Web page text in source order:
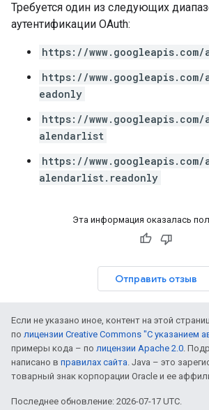
Требуется один из следующих
аутентификации OAuth:
https://
https://
eadonly
https://
alendarlist
https://
alendarlist.readonly
Эта информация оказалась
Отправить отзыв
Если не указано иное, контент на этой
по лицензии Creative Commons "С указанием
примеры кода – по лицензии Apache 2.0.
написано в правилах сайта. Java – это
товарный знак корпорации Oracle и ее
Последнее обновление: 2026-07-17 UTC.